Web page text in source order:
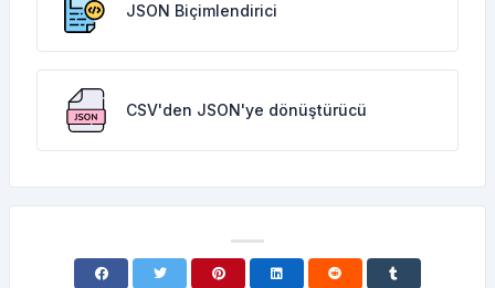
JSON Biçimlendirici
CSV'den JSON'ye dönüştürücü